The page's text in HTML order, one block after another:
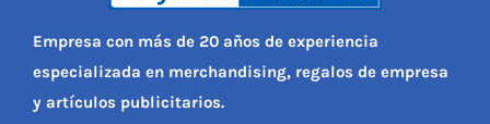
Empresa con más de 20 años de experiencia
especializada en merchandising, regalos de empresa
y artículos publicitarios.